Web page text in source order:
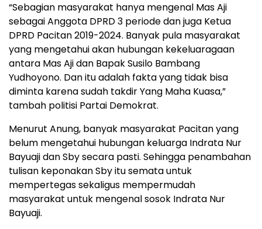
“Sebagian masyarakat hanya mengenal Mas Aji
sebagai Anggota DPRD 3 periode dan juga Ketua
DPRD Pacitan 2019-2024. Banyak pula masyarakat
yang mengetahui akan hubungan kekeluaragaan
antara Mas Aji dan Bapak Susilo Bambang
Yudhoyono. Dan itu adalah fakta yang tidak bisa
diminta karena sudah takdir Yang Maha Kuasa,”
tambah politisi Partai Demokrat.
Menurut Anung, banyak masyarakat Pacitan yang
belum mengetahui hubungan keluarga Indrata Nur
Bayuaji dan Sby secara pasti. Sehingga penambahan
tulisan keponakan Sby itu semata untuk
mempertegas sekaligus mempermudah
masyarakat untuk mengenal sosok Indrata Nur
Bayuaji.